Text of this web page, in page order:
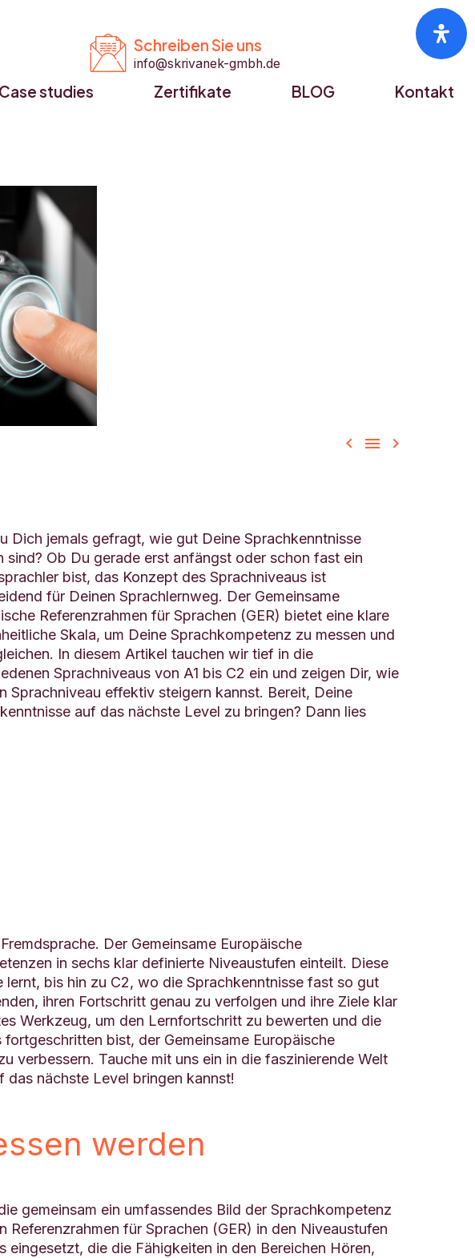

 Schreiben Sie uns
info@skrivanek-gmbh.de
Case studies Zertifikate BLOG
Kontakt
  
Dich jemals gefragt, wie gut Deine Sprachkenntnisse
sind? Ob Du gerade erst anfängst oder schon fast ein
bist, das Konzept des Sprachniveaus ist
für Deinen Sprachlernweg. Der Gemeinsame
Referenzrahmen für Sprachen (GER) bietet eine klare
Skala, um Deine Sprachkompetenz zu messen und
In diesem Artikel tauchen wir tief in die
Sprachniveaus von A1 bis C2 ein und zeigen Dir, wie
Sprachniveau effektiv steigern kannst. Bereit, Deine
auf das nächste Level zu bringen? Dann lies
Der Gemeinsame Europäische
in sechs klar definierte Niveaustufen einteilt. Diese
bis hin zu C2, wo die Sprachkenntnisse fast so gut
ihren Fortschritt genau zu verfolgen und ihre Ziele klar
Werkzeug, um den Lernfortschritt zu bewerten und die
bist, der Gemeinsame Europäische
verbessern. Tauche mit uns ein in die faszinierende Welt
nächste Level bringen kannst!
werden
gemeinsam ein umfassendes Bild der Sprachkompetenz
für Sprachen (GER) in den Niveaustufen
die die Fähigkeiten in den Bereichen Hören,